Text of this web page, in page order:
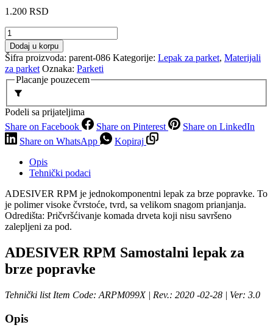
1.200 RSD
Ekspandirajući
lepak
–
Adesiver
RPM
количина
Dodaj u korpu
Šifra proizvoda: parent-086 Kategorije: Lepak za parket, Materijali
za parket Oznaka: Parketi
Placanje pouzecem
Podeli sa prijateljima
Share on Facebook
Share on Pinterest
Share on LinkedIn
Share on WhatsApp
Kopiraj
Opis
Tehnički podaci
ADESIVER RPM je jednokomponentni lepak za brze popravke. To
je polimer visoke čvrstoće, tvrd, sa velikom snagom prianjanja.
Odredišta: Pričvršćivanje komada drveta koji nisu savršeno
zalepljeni za pod.
ADESIVER RPM Samostalni lepak za
brze popravke
Tehnički list Item Code: ARPM099X | Rev.: 2020 -02-28 | Ver: 3.0
Opis